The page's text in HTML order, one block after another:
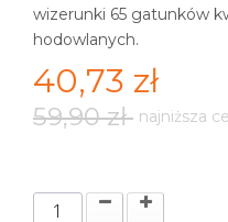
wizerunki 65 gatunków
hodowlanych.
40,73 zł
59,90 zł najniższa